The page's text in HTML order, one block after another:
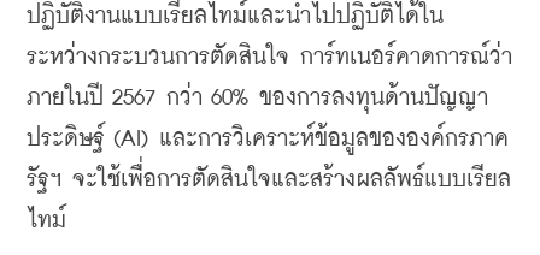
ปฏิบัติงานแบบเรียลไทม์และนำไปปฏิบัติได้ใน
ระหว่างกระบวนการตัดสินใจ การ์ทเนอร์คาดการณ์ว่า
ภายในปี 2567 กว่า 60% ของการลงทุนด้านปัญญา
ประดิษฐ์ (AI) และการวิเคราะห์ข้อมูลขององค์กรภาค
รัฐฯ จะใช้เพื่อการตัดสินใจและสร้างผลลัพธ์แบบเรียล
ไทม์